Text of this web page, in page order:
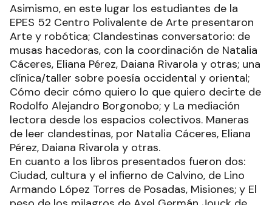
Asimismo, en este lugar los estudiantes de la
EPES 52 Centro Polivalente de Arte presentaron
Arte y robótica; Clandestinas conversatorio: de
musas hacedoras, con la coordinación de Natalia
Cáceres, Eliana Pérez, Daiana Rivarola y otras; una
clínica/taller sobre poesía occidental y oriental;
Cómo decir cómo quiero lo que quiero decirte de
Rodolfo Alejandro Borgonobo; y La mediación
lectora desde los espacios colectivos. Maneras
de leer clandestinas, por Natalia Cáceres, Eliana
Pérez, Daiana Rivarola y otras.
En cuanto a los libros presentados fueron dos:
Ciudad, cultura y el infierno de Calvino, de Lino
Armando López Torres de Posadas, Misiones; y El